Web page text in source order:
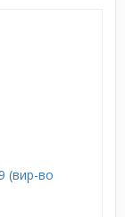
(вир-во